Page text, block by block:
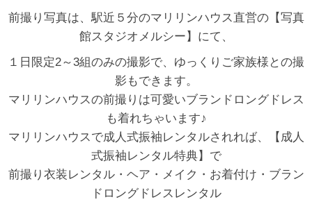
前撮り写真は、駅近５分のマリリンハウス直営の【写真
館スタジオメルシー】にて、
１日限定2～3組のみの撮影で、ゆっくりご家族様との撮
影もできます。
マリリンハウスの前撮りは可愛いブランドロングドレス
も着れちゃいます♪
マリリンハウスで成人式振袖レンタルされれば、【成人
式振袖レンタル特典】で
前撮り衣装レンタル・ヘア・メイク・お着付け・ブラン
ドロングドレスレンタル